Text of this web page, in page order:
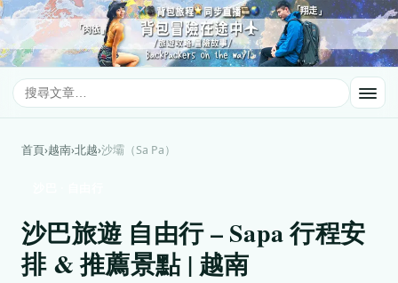
首頁›越南›北越›沙壩（Sa Pa）
沙巴旅遊 自由行 – Sapa 行程安
排 & 推薦景點 | 越南